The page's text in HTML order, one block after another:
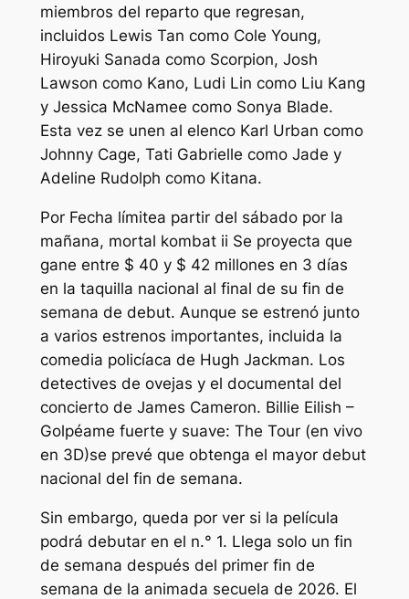
miembros del reparto que regresan,
incluidos Lewis Tan como Cole Young,
Hiroyuki Sanada como Scorpion, Josh
Lawson como Kano, Ludi Lin como Liu Kang
y Jessica McNamee como Sonya Blade.
Esta vez se unen al elenco Karl Urban como
Johnny Cage, Tati Gabrielle como Jade y
Adeline Rudolph como Kitana.
Por Fecha límitea partir del sábado por la
mañana, mortal kombat ii Se proyecta que
gane entre $ 40 y $ 42 millones en 3 días
en la taquilla nacional al final de su fin de
semana de debut. Aunque se estrenó junto
a varios estrenos importantes, incluida la
comedia policíaca de Hugh Jackman. Los
detectives de ovejas y el documental del
concierto de James Cameron. Billie Eilish –
Golpéame fuerte y suave: The Tour (en vivo
en 3D)se prevé que obtenga el mayor debut
nacional del fin de semana.
Sin embargo, queda por ver si la película
podrá debutar en el n.° 1. Llega solo un fin
de semana después del primer fin de
semana de la animada secuela de 2026. El